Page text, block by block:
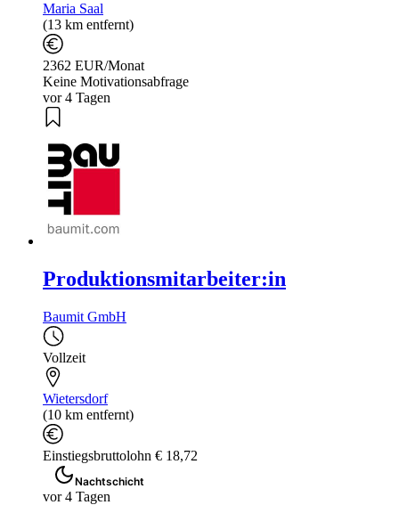
Maria Saal
(13 km entfernt)
2362 EUR/Monat
Keine Motivationsabfrage
vor 4 Tagen
Produktionsmitarbeiter:in
Baumit GmbH
Vollzeit
Wietersdorf
(10 km entfernt)
Einstiegsbruttolohn € 18,72
Nachtschicht
vor 4 Tagen